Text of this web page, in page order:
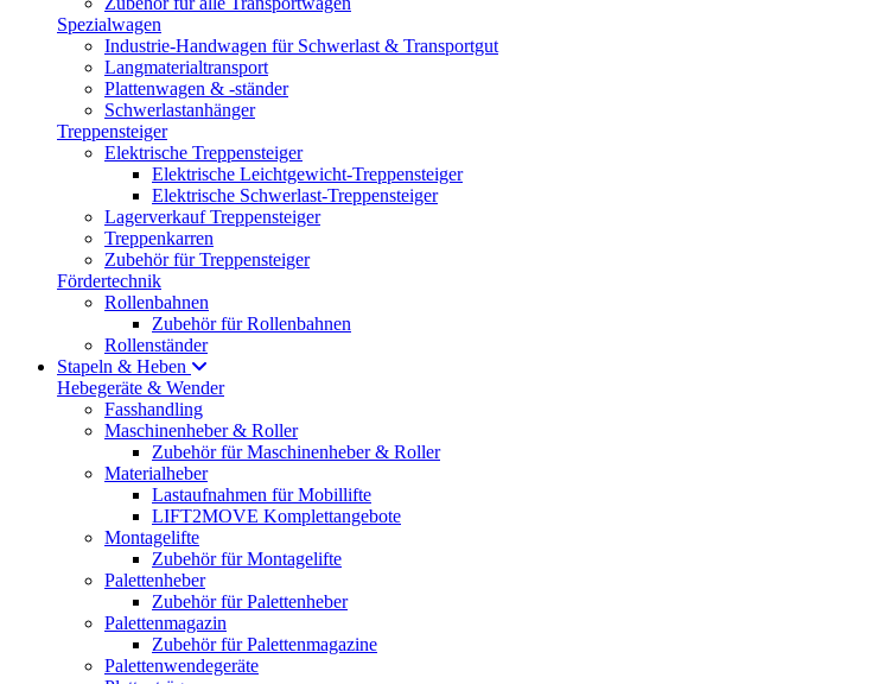
Spezialwagen
Industrie-Handwagen für Schwerlast & Transportgut
Langmaterialtransport
Plattenwagen & -ständer
Schwerlastanhänger
Treppensteiger
Elektrische Treppensteiger
Elektrische Leichtgewicht-Treppensteiger
Elektrische Schwerlast-Treppensteiger
Lagerverkauf Treppensteiger
Treppenkarren
Zubehör für Treppensteiger
Fördertechnik
Rollenbahnen
Zubehör für Rollenbahnen
Rollenständer
Stapeln & Heben
Hebegeräte & Wender
Fasshandling
Maschinenheber & Roller
Zubehör für Maschinenheber & Roller
Materialheber
Lastaufnahmen für Mobillifte
LIFT2MOVE Komplettangebote
Montagelifte
Zubehör für Montagelifte
Palettenheber
Zubehör für Palettenheber
Palettenmagazin
Zubehör für Palettenmagazine
Palettenwendegeräte